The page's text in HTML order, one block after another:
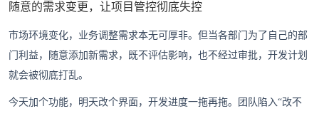
随意的需求变更，让项目管控彻底失控
市场环境变化，业务调整需求本无可厚非。但当各部门为了自己的部
门利益，随意添加新需求，既不评估影响，也不经过审批，开发计划
就会被彻底打乱。
今天加个功能，明天改个界面，开发进度一拖再拖。团队陷入“改不